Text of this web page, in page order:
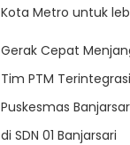
Kota Metro untuk
Gerak Cepat
Tim PTM
Puskesmas
di SDN 01 Banjarsari